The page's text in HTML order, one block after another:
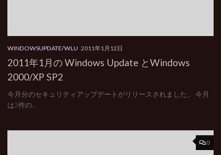
WINDOWSUPDATE/WLU 2011年1月12日
2011年1月の Windows Update とWindows
2000/XP SP2
今月分のセキュリティアップデートがリリースされました。 今月
は2件の...
0